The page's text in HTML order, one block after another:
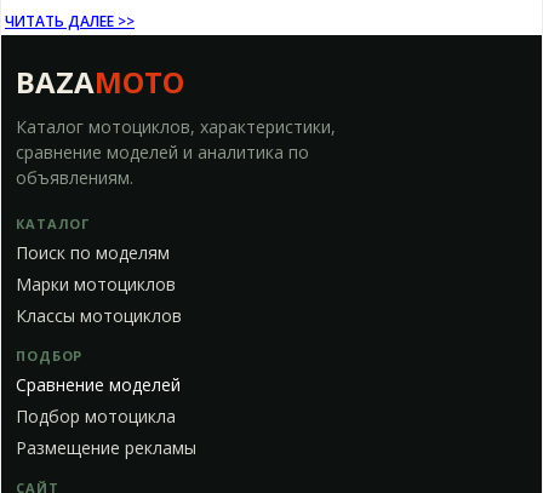
ЧИТАТЬ ДАЛЕЕ >>
BAZAMOTO
Каталог мотоциклов, характеристики,
сравнение моделей и аналитика по
объявлениям.
КАТАЛОГ
Поиск по моделям
Марки мотоциклов
Классы мотоциклов
ПОДБОР
Сравнение моделей
Подбор мотоцикла
Размещение рекламы
САЙТ